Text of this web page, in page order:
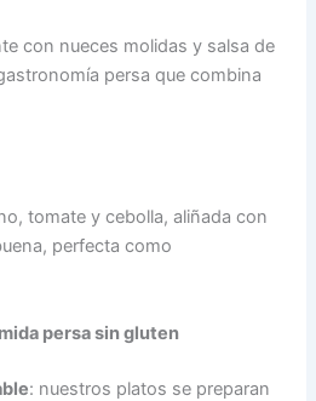
con nueces molidas y salsa de
persa que combina
tomate y cebolla, aliñada con
perfecta como
persa sin gluten
: nuestros platos se preparan